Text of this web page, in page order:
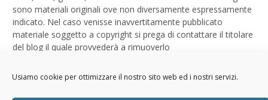
Usiamo cookie per ottimizzare il nostro sito web ed i nostri servizi.
sono materiali originali ove non diversamente espressamente
indicato. Nel caso venisse inavvertitamente pubblicato
materiale soggetto a copyright si prega di contattare il titolare
del blog il quale provvederà a rimuoverlo
Logo bySizegraph